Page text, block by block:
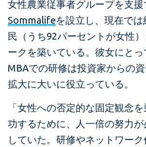
女性農業従事者グループを支援
Sommalifeを設立し、現在で
民（うち92パーセントが女性
ークを築いている。彼女にとっ
MBAでの研修は投資家からの
拡大に大いに役立っている。
「女性への否定的な固定観念
功するために、人一倍の努力
していた。研修やネットワー